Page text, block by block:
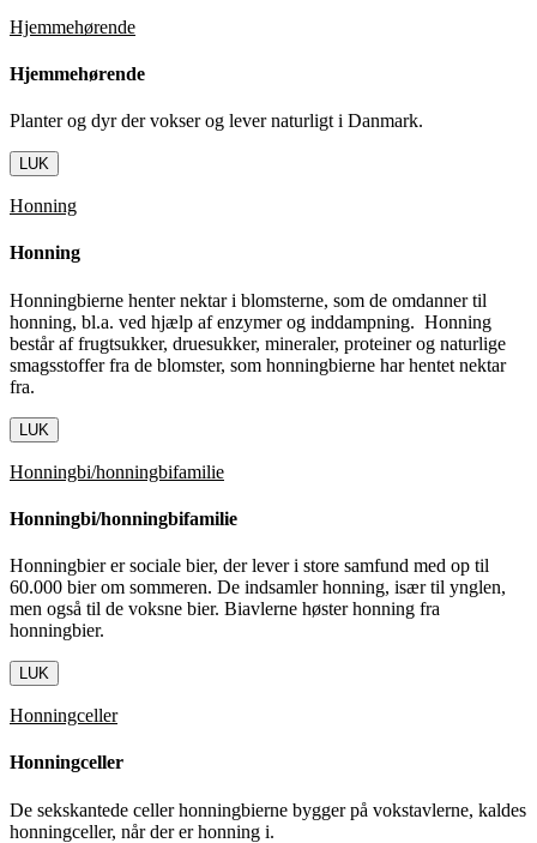
Hjemmehørende
Hjemmehørende
Planter og dyr der vokser og lever naturligt i Danmark.
LUK
Honning
Honning
Honningbierne henter nektar i blomsterne, som de omdanner til
honning, bl.a. ved hjælp af enzymer og inddampning. Honning
består af frugtsukker, druesukker, mineraler, proteiner og naturlige
smagsstoffer fra de blomster, som honningbierne har hentet nektar
fra.
LUK
Honningbi/honningbifamilie
Honningbi/honningbifamilie
Honningbier er sociale bier, der lever i store samfund med op til
60.000 bier om sommeren. De indsamler honning, især til ynglen,
men også til de voksne bier. Biavlerne høster honning fra
honningbier.
LUK
Honningceller
Honningceller
De sekskantede celler honningbierne bygger på vokstavlerne, kaldes
honningceller, når der er honning i.